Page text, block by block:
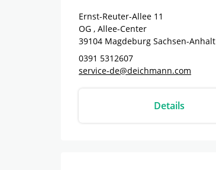
Ernst-Reuter-Allee 11
OG , Allee-Center
39104 Magdeburg Sachsen-Anhalt
0391 5312607
service-de@deichmann.com
Details